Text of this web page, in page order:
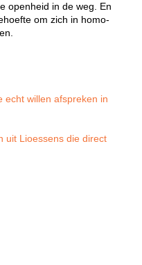
openheid in de weg. En
om zich in homo-
echt willen afspreken in
uit Lioessens die direct